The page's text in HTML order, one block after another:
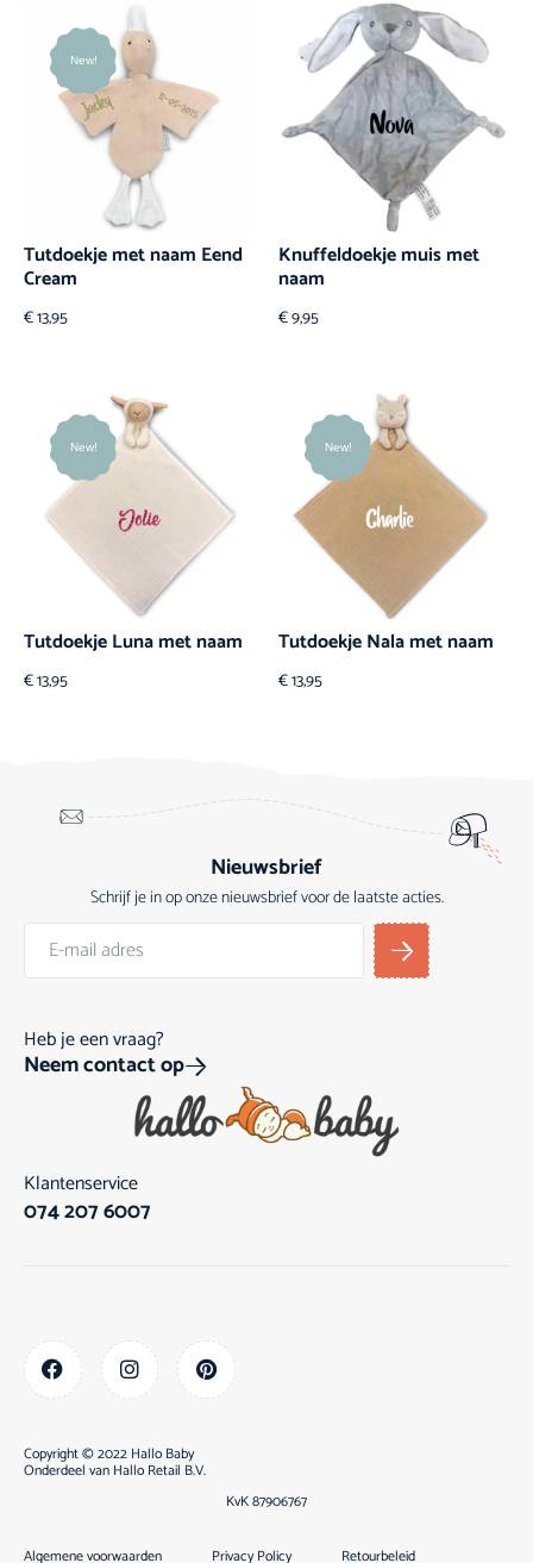
New!
Tutdoekje met naam Eend
Cream
€13,95
Knuffeldoekje muis met
naam
€9,95
New!
Tutdoekje Luna met naam
€13,95
New!
Tutdoekje Nala met naam
€13,95
Nieuwsbrief
Schrijf je in op onze nieuwsbrief voor de laatste acties.
Heb je een vraag?
Neem contact op
Klantenservice
074 207 6007
Copyright © 2022 Hallo Baby
Onderdeel van Hallo Retail B.V.
KvK 87906767
Algemene voorwaarden Privacy Policy Retourbeleid